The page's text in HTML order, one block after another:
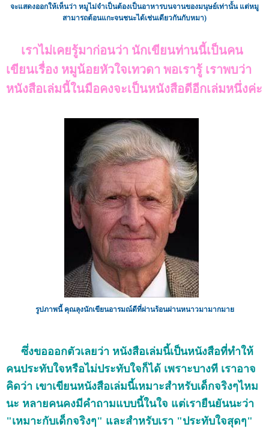
จะแสดงออกให้เห็นว่า หมูไม่จำเป็นต้องเป็นอาหารบนจานของมนุษย์เท่านั้น แต่หมู
สามารถต้อนแกะจนชนะได้เช่นเดียวกันกับหมา)
เราไม่เคยรู้มาก่อนว่า นักเขียนท่านนี้เป็นคน
เขียนเรื่อง หมูน้อยหัวใจเทวดา พอเรารู้ เราพบว่า
หนังสือเล่มนี้ในมือคงจะเป็นหนังสือดีอีกเล่มหนึ่งค่ะ
รูปภาพนี้ คุณลุงนักเขียนอารมณ์ดีที่ผ่านร้อนผ่านหนาวมามากมาย
ซึ่งขอออกตัวเลยว่า หนังสือเล่มนี้เป็นหนังสือที่ทำให้
คนประทับใจหรือไม่ประทับใจก็ได้ เพราะบางที เราอาจ
คิดว่า เขาเขียนหนังสือเล่มนี้เหมาะสำหรับเด็กจริงๆไหม
นะ หลายคนคงมีคำถามแบบนี้ในใจ แต่เรายืนยันนะว่า
"เหมาะกับเด็กจริงๆ" และสำหรับเรา "ประทับใจสุดๆ"